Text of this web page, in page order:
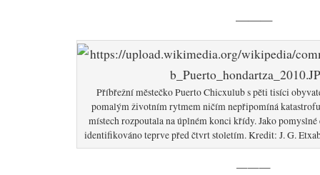
———
Příbřežní městečko Puerto Chicxulub s pěti tisíci
pomalým životním rytmem ničím nepřipomíná
místech rozpoutala na úplném konci křídy. Jako
identifikováno teprve před čtvrt stoletím. Kredit: J. G.
———